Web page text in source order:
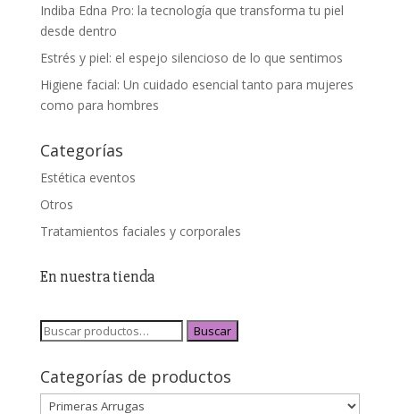
Indiba Edna Pro: la tecnología que transforma tu piel
desde dentro
Estrés y piel: el espejo silencioso de lo que sentimos
Higiene facial: Un cuidado esencial tanto para mujeres
como para hombres
Categorías
Estética eventos
Otros
Tratamientos faciales y corporales
En nuestra tienda
Buscar
Categorías de productos